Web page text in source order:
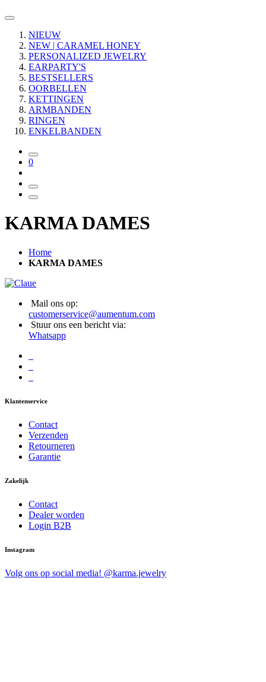
NIEUW
NEW | CARAMEL HONEY
PERSONALIZED JEWELRY
EARPARTY'S
BESTSELLERS
OORBELLEN
KETTINGEN
ARMBANDEN
RINGEN
ENKELBANDEN
0
KARMA DAMES
Home
KARMA DAMES
Mail ons op:
customerservice@aumentum.com
Stuur ons een bericht via:
Whatsapp
Klantenservice
Contact
Verzenden
Retourneren
Garantie
Zakelijk
Contact
Dealer worden
Login B2B
Instagram
Volg ons op social media! @karma.jewelry